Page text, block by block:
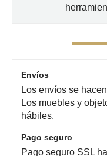
Envíos
Los envíos se
Los muebles y
hábiles.
Pago seguro
Pago seguro SSL